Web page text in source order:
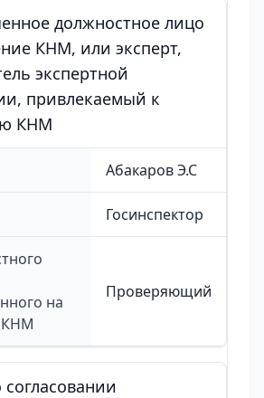
должностное лицо
КНМ, или эксперт,
экспертной
привлекаемый к
КНМ
Абакаров Э.С
Госинспектор
на
КНМ
Проверяющий